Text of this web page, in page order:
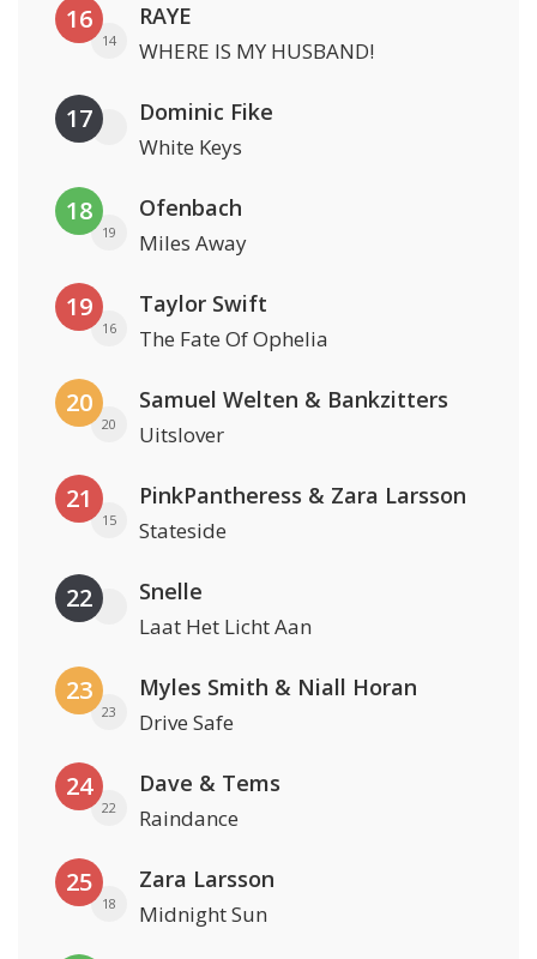
16
14
RAYE
WHERE IS MY HUSBAND!
17 Dominic Fike
White Keys
18
19
Ofenbach
Miles Away
19
16
Taylor Swift
The Fate Of Ophelia
20
20
Samuel Welten & Bankzitters
Uitslover
21
15
PinkPantheress & Zara Larsson
Stateside
22 Snelle
Laat Het Licht Aan
23
23
Myles Smith & Niall Horan
Drive Safe
24
22
Dave & Tems
Raindance
25
18
Zara Larsson
Midnight Sun